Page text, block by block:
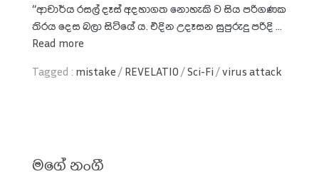
“ආචාර්ය රසල් දෑස් අදහාගත නොහැකි ව සිය පරිගණක
තිරය දෙස බලා සිටියේ ය. එදින උදෑසන සුපුරුදු පරිදි ...
Read more
Tagged : mistake / REVELATIO /Sci-Fi /virus attack
මගේ නංගී